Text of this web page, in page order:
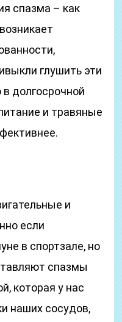
спазма – как
глушить эти
долгосрочной
и травяные
и
если
в спортзале, но
спазмы
которая у нас
наших сосудов,